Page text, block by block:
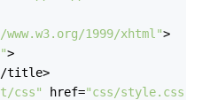
1999/xhtml">
>
title>
css" href="css/style.css"